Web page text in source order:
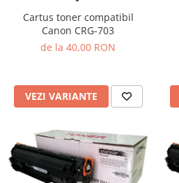
Cartus toner compatibil
Canon CRG-703
de la 40,00 RON
VEZI VARIANTE